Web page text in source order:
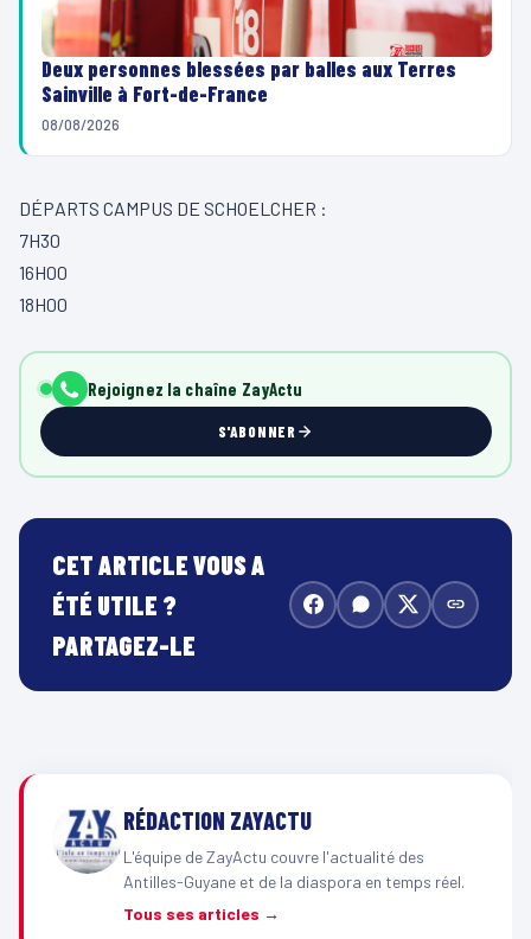
Deux personnes blessées par balles aux Terres
Sainville à Fort-de-France
08/08/2026
DÉPARTS CAMPUS DE SCHOELCHER :
7H30
16H00
18H00
Rejoignez la chaîne ZayActu
S'ABONNER
CET ARTICLE VOUS A
ÉTÉ UTILE ?
PARTAGEZ-LE
RÉDACTION ZAYACTU
L'équipe de ZayActu couvre l'actualité des
Antilles-Guyane et de la diaspora en temps réel.
Tous ses articles →